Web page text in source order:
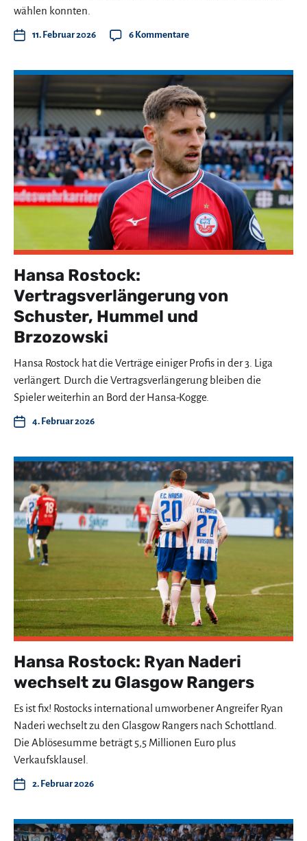
wählen konnten.
11. Februar 2026 6 Kommentare
Hansa Rostock:
Vertragsverlängerung von
Schuster, Hummel und
Brzozowski
Hansa Rostock hat die Verträge einiger Profis in der 3. Liga
verlängert. Durch die Vertragsverlängerung bleiben die
Spieler weiterhin an Bord der Hansa-Kogge.
4. Februar 2026
Hansa Rostock: Ryan Naderi
wechselt zu Glasgow Rangers
Es ist fix! Rostocks international umworbener Angreifer Ryan
Naderi wechselt zu den Glasgow Rangers nach Schottland.
Die Ablösesumme beträgt 5,5 Millionen Euro plus
Verkaufsklausel.
2. Februar 2026